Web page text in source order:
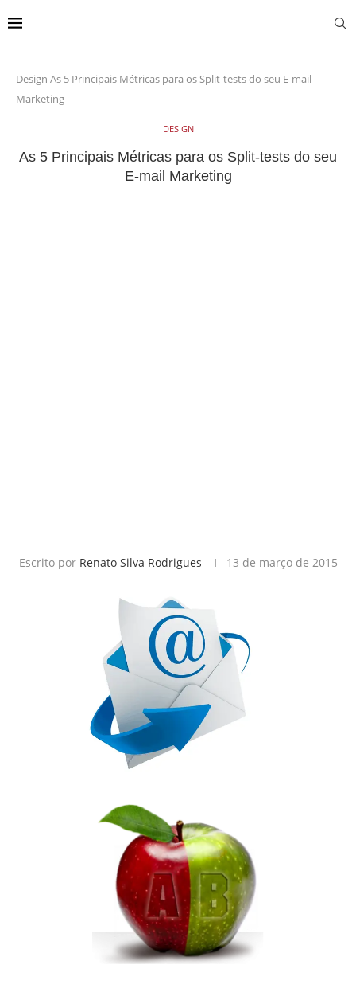
Design As 5 Principais Métricas para os Split-tests do seu E-mail
Marketing
DESIGN
As 5 Principais Métricas para os Split-tests do seu
E-mail Marketing
Escrito por Renato Silva Rodrigues 13 de março de 2015